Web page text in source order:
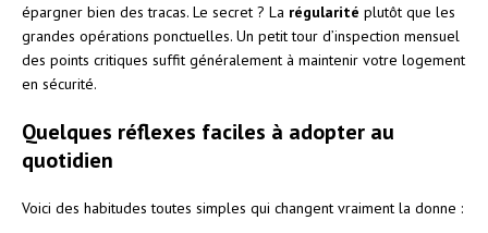
épargner bien des tracas. Le secret ? La régularité plutôt que les
grandes opérations ponctuelles. Un petit tour d’inspection mensuel
des points critiques suffit généralement à maintenir votre logement
en sécurité.
Quelques réflexes faciles à adopter au
quotidien
Voici des habitudes toutes simples qui changent vraiment la donne :